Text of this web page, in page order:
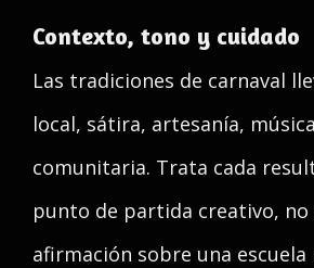
Contexto, tono y cuidado
Las tradiciones de carnaval
local, sátira, artesanía,
comunitaria. Trata cada
punto de partida creativo, no
afirmación sobre una escuela